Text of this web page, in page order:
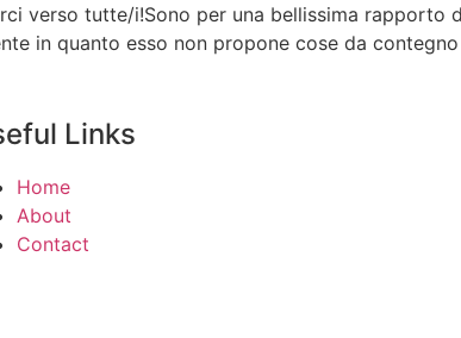
verso tutte/i!Sono per una bellissima rapporto
in quanto esso non propone cose da
Links
Home
About
Contact